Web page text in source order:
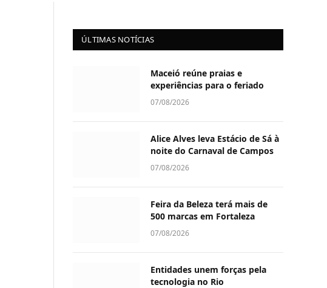
ÚLTIMAS NOTÍCIAS
Maceió reúne praias e
experiências para o feriado
07/08/2026
Alice Alves leva Estácio de Sá à
noite do Carnaval de Campos
07/08/2026
Feira da Beleza terá mais de
500 marcas em Fortaleza
07/08/2026
Entidades unem forças pela
tecnologia no Rio